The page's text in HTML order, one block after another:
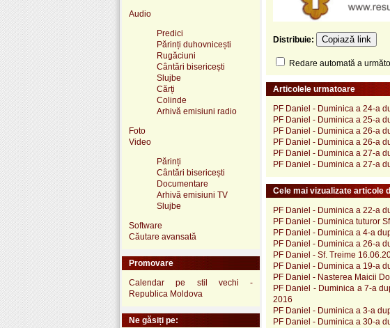
Distribuie: Copiază link
Redare automată a
Articolele urmatoare
PF Daniel - Duminica a 24-a
PF Daniel - Duminica a 25-a
PF Daniel - Duminica a 26-a
PF Daniel - Duminica a 26-a
PF Daniel - Duminica a 27-a
PF Daniel - Duminica a 27-a
Cele mai vizualizate articole
PF Daniel - Duminica a 22-a
PF Daniel - Duminica tuturor
PF Daniel - Duminica a 4-a
PF Daniel - Duminica a 26-a
PF Daniel - Sf. Treime
PF Daniel - Duminica a 19-a
PF Daniel - Nasterea Maicii
PF Daniel - Duminica a 7-a
2016
PF Daniel - Duminica a 3-a
PF Daniel - Duminica a 30-a
Audio
Predici
Părinți duhovnicești
Rugăciuni
Cântări bisericești
Slujbe
Cărți
Colinde
Arhivă emisiuni radio
Foto
Video
Părinți
Cântări bisericești
Documentare
Arhivă emisiuni TV
Slujbe
Software
Căutare avansată
Promovare
Calendar pe stil vechi -
Republica Moldova
Ne găsiți pe: